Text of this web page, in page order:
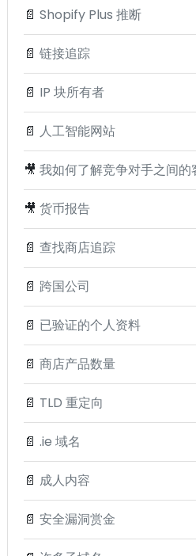
📄 Shopify Plus 推断
📄 链接追踪
📄 IP 块所有者
📄 人工智能网站
🎥 我如何了解竞争对手之间的
🎥 货币报告
📄 查找商店追踪
📄 跨国公司
📄 已验证的个人资料
📄 商店产品数量
📄 TLD 重定向
📄 .ie 域名
📄 成人内容
📄 安全漏洞赏金